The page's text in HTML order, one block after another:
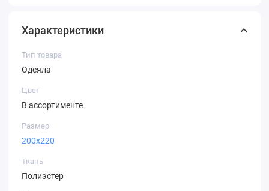
Характеристики
Тип товара
Одеяла
Цвет
В ассортименте
Размер
200х220
Ткань
Полиэстер